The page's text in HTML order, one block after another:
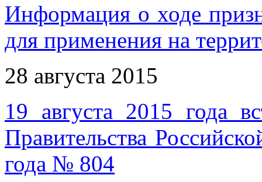
Информация о ходе
для применения на
28 августа 2015
19 августа 2015 года
Правительства
года № 804